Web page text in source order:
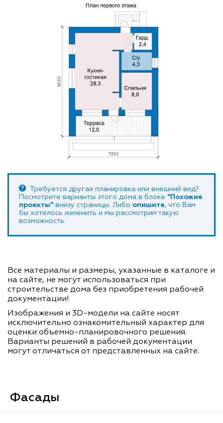
Требуется другая планировка или внешний вид?
Посмотрите варианты этого дома в блоке "Похожие
проекты" внизу страницы. Либо опишите, что Вам
бы хотелось изменить и мы рассмотрим такую
возможность.
Все материалы и размеры, указанные в каталоге и
на сайте, не могут использоваться при
строительстве дома без приобретения рабочей
документации!
Изображения и 3D-модели на сайте носят
исключительно ознакомительный характер для
оценки объемно-планировочного решения.
Варианты решений в рабочей документации
могут отличаться от представленных на сайте.
Фасады